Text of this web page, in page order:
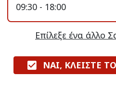
09:30 - 18:00
Επίλεξε ένα άλλο
ΝΑΙ, ΚΛΕΙΣΤΕ